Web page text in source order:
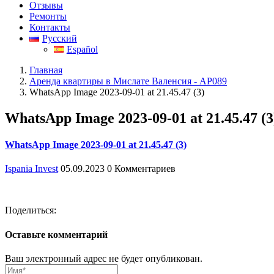
Отзывы
Ремонты
Контакты
Русский
Español
Главная
Аренда квартиры в Мислате Валенсия - АР089
WhatsApp Image 2023-09-01 at 21.45.47 (3)
WhatsApp Image 2023-09-01 at 21.45.47
WhatsApp Image 2023-09-01 at 21.45.47 (3)
Ispania Invest 05.09.2023 0 Комментариев
Поделиться:
Оставьте комментарий
Ваш электронный адрес не будет опубликован.